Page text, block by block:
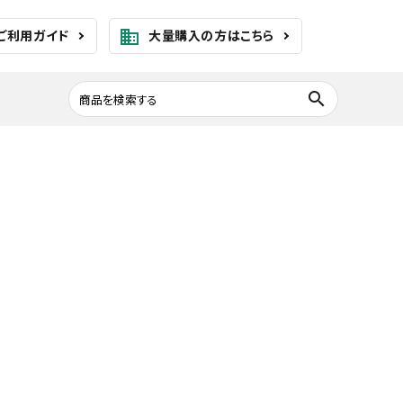
利用ガイド business 大量購入の方はこちら
search